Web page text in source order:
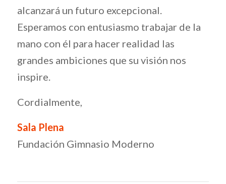
alcanzará un futuro excepcional.
Esperamos con entusiasmo trabajar de la
mano con él para hacer realidad las
grandes ambiciones que su visión nos
inspire.
Cordialmente,
Sala Plena
Fundación Gimnasio Moderno